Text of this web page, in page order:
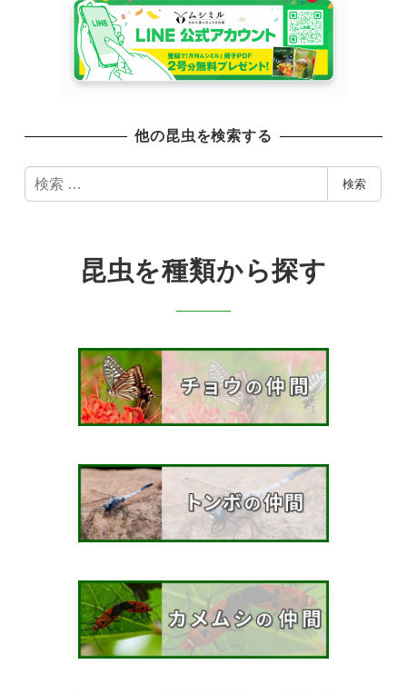
他の昆虫を検索する
検
索
検索
昆虫を種類から探す